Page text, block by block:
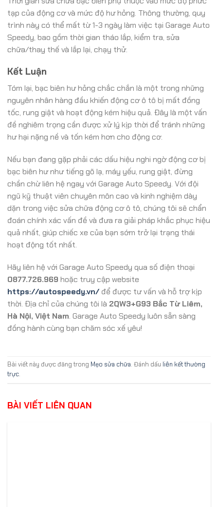
tạp của động cơ và mức độ hư hỏng. Thông thường, quy
trình này có thể mất từ 1-3 ngày làm việc tại Garage Auto
Speedy, bao gồm thời gian tháo lắp, kiểm tra, sửa
chữa/thay thế và lắp lại, chạy thử.
Kết Luận
Tóm lại, bạc biên hư hỏng chắc chắn là một trong những
nguyên nhân hàng đầu khiến động cơ ô tô bị mất đồng
tốc, rung giật và hoạt động kém hiệu quả. Đây là một vấn
đề nghiêm trọng cần được xử lý kịp thời để tránh những
hư hại nặng nề và tốn kém hơn cho động cơ.
Nếu bạn đang gặp phải các dấu hiệu nghi ngờ động cơ bị
bạc biên hư như tiếng gõ lạ, máy yếu, rung giật, đừng
chần chừ liên hệ ngay với Garage Auto Speedy. Với đội
ngũ kỹ thuật viên chuyên môn cao và kinh nghiệm dày
dặn trong việc sửa chữa động cơ ô tô, chúng tôi sẽ chẩn
đoán chính xác vấn đề và đưa ra giải pháp khắc phục hiệu
quả nhất, giúp chiếc xe của bạn sớm trở lại trạng thái
hoạt động tốt nhất.
Hãy liên hệ với Garage Auto Speedy qua số điện thoại
0877.726.969 hoặc truy cập website
https://autospeedy.vn/để được tư vấn và hỗ trợ kịp
thời. Địa chỉ của chúng tôi là 2QW3+G93 Bắc Từ Liêm,
Hà Nội, Việt Nam. Garage Auto Speedy luôn sẵn sàng
đồng hành cùng bạn chăm sóc xế yêu!
Bài viết này được đăng trong Mẹo sửa chữa. Đánh dấu liên kết thường
trực.
BÀI VIẾT LIÊN QUAN